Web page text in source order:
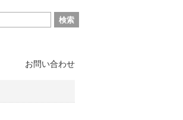
お問い合わせ